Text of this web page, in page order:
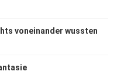
voneinander wussten